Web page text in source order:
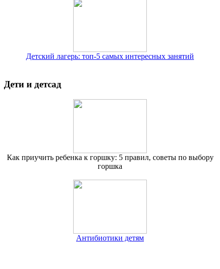
Детский лагерь: топ-5 самых интересных занятий
Дети и детсад
Как приучить ребенка к горшку: 5 правил, советы по выбору
горшка
Антибиотики детям